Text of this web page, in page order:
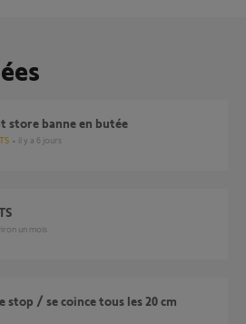
store banne en butée
il y a 6 jours
un mois